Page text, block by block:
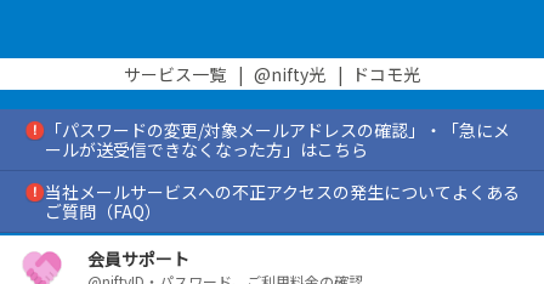
サービス一覧 | @nifty光 | ドコモ光
「パスワードの変更/対象メールアドレスの確認」・「急にメ
ールが送受信できなくなった方」はこちら
当社メールサービスへの不正アクセスの発生についてよくある
ご質問（FAQ）
会員サポート